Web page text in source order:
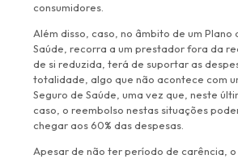
consumidores.
Além disso, caso, no âmbito de um Plano
Saúde, recorra a um prestador fora da
de si reduzida, terá de suportar as
totalidade, algo que não acontece com
Seguro de Saúde, uma vez que, neste
caso, o reembolso nestas situações
chegar aos 60% das despesas.
Apesar de não ter período de carência, o